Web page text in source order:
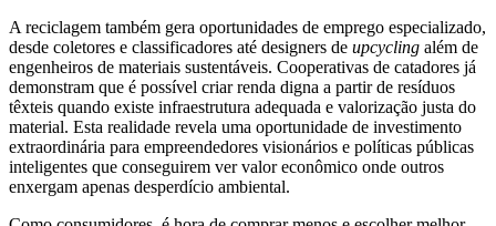
A reciclagem também gera oportunidades de emprego especializado,
desde coletores e classificadores até designers de upcycling além de
engenheiros de materiais sustentáveis. Cooperativas de catadores já
demonstram que é possível criar renda digna a partir de resíduos
têxteis quando existe infraestrutura adequada e valorização justa do
material. Esta realidade revela uma oportunidade de investimento
extraordinária para empreendedores visionários e políticas públicas
inteligentes que conseguirem ver valor econômico onde outros
enxergam apenas desperdício ambiental.